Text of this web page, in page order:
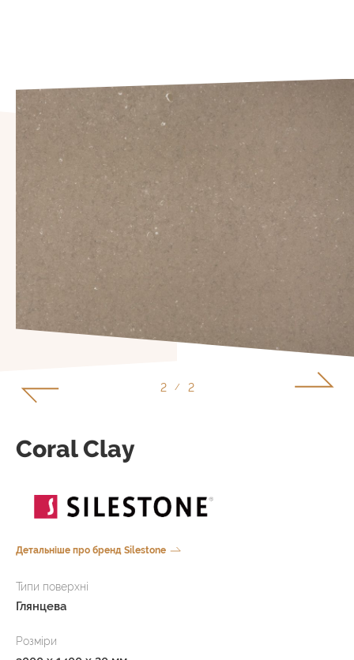
2 / 2
Coral Clay
Детальніше про бренд Silestone
Типи поверхні
Глянцева
Розміри